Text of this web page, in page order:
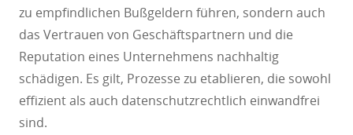
zu empfindlichen Bußgeldern führen, sondern auch
das Vertrauen von Geschäftspartnern und die
Reputation eines Unternehmens nachhaltig
schädigen. Es gilt, Prozesse zu etablieren, die sowohl
effizient als auch datenschutzrechtlich einwandfrei
sind.